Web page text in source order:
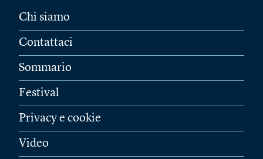
Chi siamo
Contattaci
Sommario
Festival
Privacy e cookie
Video